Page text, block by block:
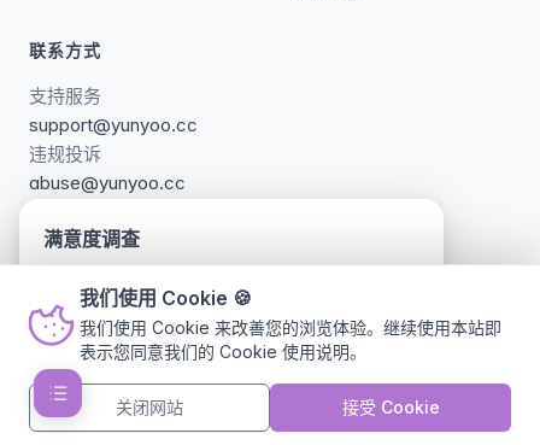
联系方式
支持服务
support@yunyoo.cc
违规投诉
abuse@yunyoo.cc
更多联系方式 →
Copyright © 2023-2026 YUNYOO. All rights reserved.
服务条款
关于我们
我们使用 Cookie 🍪
我们使用 Cookie 来改善您的浏览体验。继续使用本站即
表示您同意我们的 Cookie 使用说明。
关闭网站 接受 Cookie
满意度调查
的满意度调查，帮助我们持续改进，您的建议对我
们十分重要。 (ﾟ3ﾟ)～♪
参与调查 不再显示